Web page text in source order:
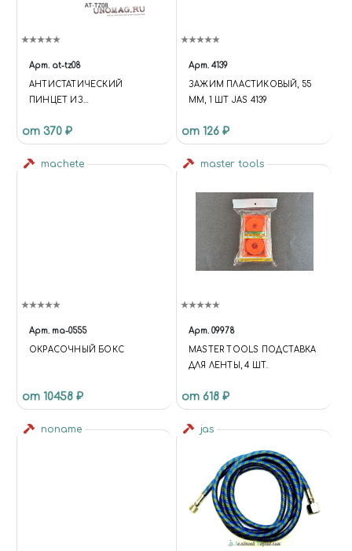
Арт. at-tz08
АНТИСТАТИЧЕСКИЙ
ПИНЦЕТ ИЗ
УГЛОВЫМ НАКОНЕЧНИКОМ
от 370 ₽
Арт. 4139
ЗАЖИМ ПЛАСТИКОВЫЙ, 55
ММ, 1 ШТ JAS 4139
от 126 ₽
machete
Арт. ma-0555
ОКРАСОЧНЫЙ БОКС
от 10458 ₽
master tools
Арт. 09978
MASTER TOOLS ПОДСТАВКА
ДЛЯ ЛЕНТЫ, 4 ШТ.
от 618 ₽
noname jas